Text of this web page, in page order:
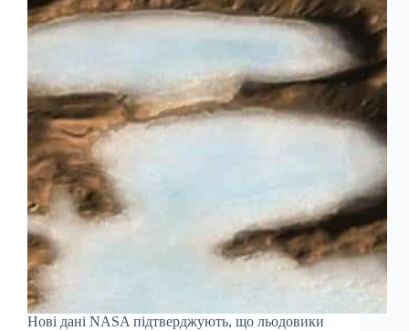
Нові дані NASA підтверджують, що льодовики